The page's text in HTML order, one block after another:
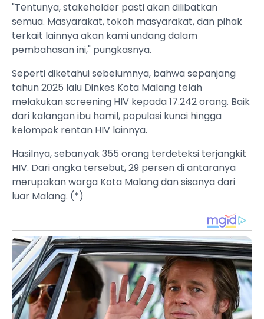
"Tentunya, stakeholder pasti akan dilibatkan
semua. Masyarakat, tokoh masyarakat, dan pihak
terkait lainnya akan kami undang dalam
pembahasan ini," pungkasnya.
Seperti diketahui sebelumnya, bahwa sepanjang
tahun 2025 lalu Dinkes Kota Malang telah
melakukan screening HIV kepada 17.242 orang. Baik
dari kalangan ibu hamil, populasi kunci hingga
kelompok rentan HIV lainnya.
Hasilnya, sebanyak 355 orang terdeteksi terjangkit
HIV. Dari angka tersebut, 29 persen di antaranya
merupakan warga Kota Malang dan sisanya dari
luar Malang. (*)